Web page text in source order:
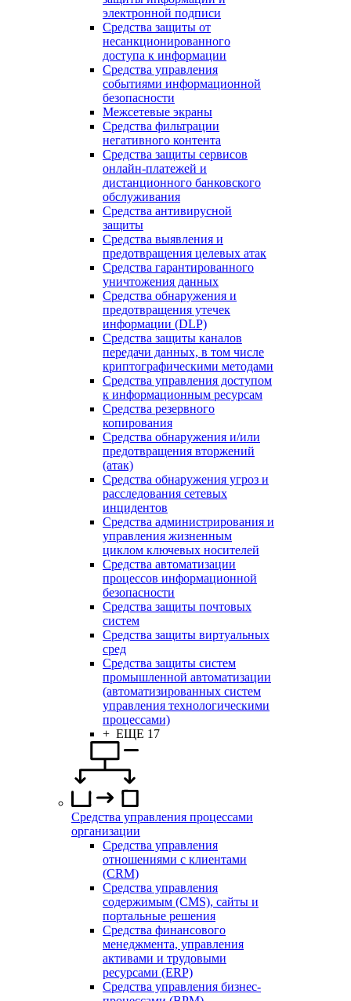
электронной подписи
Средства защиты от
несанкционированного
доступа к информации
Средства управления
событиями информационной
безопасности
Межсетевые экраны
Средства фильтрации
негативного контента
Средства защиты сервисов
онлайн-платежей и
дистанционного банковского
обслуживания
Средства антивирусной
защиты
Средства выявления и
предотвращения целевых атак
Средства гарантированного
уничтожения данных
Средства обнаружения и
предотвращения утечек
информации (DLP)
Средства защиты каналов
передачи данных, в том числе
криптографическими методами
Средства управления доступом
к информационным ресурсам
Средства резервного
копирования
Средства обнаружения и/или
предотвращения вторжений
(атак)
Средства обнаружения угроз и
расследования сетевых
инцидентов
Средства администрирования и
управления жизненным
циклом ключевых носителей
Средства автоматизации
процессов информационной
безопасности
Средства защиты почтовых
систем
Средства защиты виртуальных
сред
Средства защиты систем
промышленной автоматизации
(автоматизированных систем
управления технологическими
процессами)
+ ЕЩЕ 17
Средства управления процессами
организации
Средства управления
отношениями с клиентами
(CRM)
Средства управления
содержимым (CMS), сайты и
портальные решения
Средства финансового
менеджмента, управления
активами и трудовыми
ресурсами (ERP)
Средства управления бизнес-